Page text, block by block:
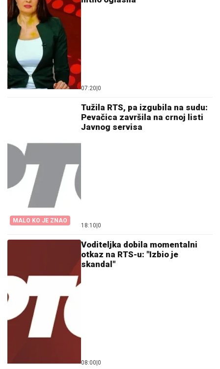
07:20|0
MALO KO JE ZNAO
Tužila RTS, pa izgubila na sudu:
Pevačica završila na crnoj listi
Javnog servisa
18:10|0
Voditeljka dobila momentalni
otkaz na RTS-u: "Izbio je
skandal"
08:00|0